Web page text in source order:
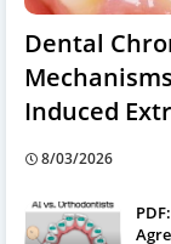
Dental
Induced
8/03/2026